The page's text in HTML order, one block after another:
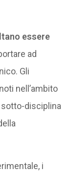
essere
ad
Gli
nell’ambito
disciplina
i